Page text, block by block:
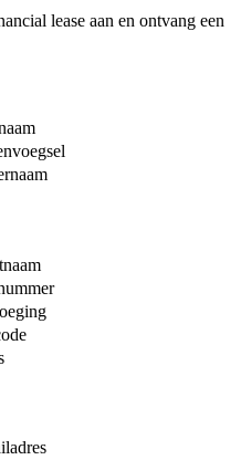
lease aan en ontvang een